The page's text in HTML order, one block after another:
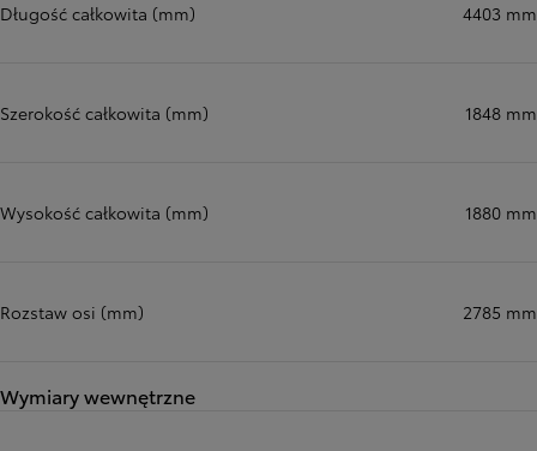
Długość całkowita (mm) 4403 mm
Szerokość całkowita (mm) 1848 mm
Wysokość całkowita (mm) 1880 mm
Rozstaw osi (mm) 2785 mm
Wymiary wewnętrzne